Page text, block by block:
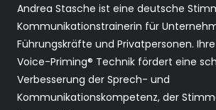
Andrea Stasche ist eine deutsche
Kommunikationstrainerin für
Führungskräfte und Privatpersonen.
Voice-Priming® Technik fördert eine
Verbesserung der Sprech- und
Kommunikationskompetenz, der